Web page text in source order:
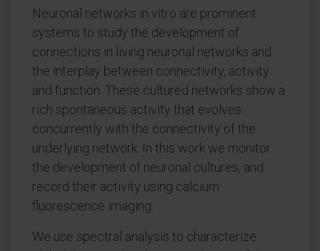
Neuronal networks in vitro are prominent
systems to study the development of
connections in living neuronal networks and
the interplay between connectivity, activity
and function. These cultured networks show a
rich spontaneous activity that evolves
concurrently with the connectivity of the
underlying network. In this work we monitor
the development of neuronal cultures, and
record their activity using calcium
fluorescence imaging.
We use spectral analysis to characterize